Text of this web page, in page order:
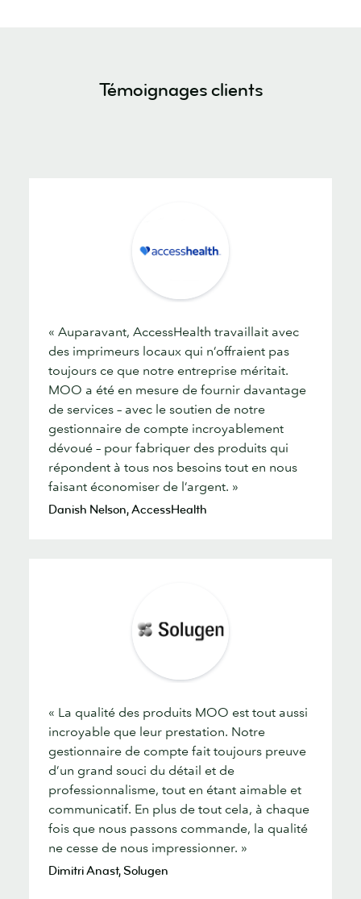
Témoignages clients
« Auparavant, AccessHealth travaillait avec
des imprimeurs locaux qui n’offraient pas
toujours ce que notre entreprise méritait.
MOO a été en mesure de fournir davantage
de services – avec le soutien de notre
gestionnaire de compte incroyablement
dévoué – pour fabriquer des produits qui
répondent à tous nos besoins tout en nous
faisant économiser de l’argent. »
Danish Nelson, AccessHealth
« La qualité des produits MOO est tout aussi
incroyable que leur prestation. Notre
gestionnaire de compte fait toujours preuve
d’un grand souci du détail et de
professionnalisme, tout en étant aimable et
communicatif. En plus de tout cela, à chaque
fois que nous passons commande, la qualité
ne cesse de nous impressionner. »
Dimitri Anast, Solugen